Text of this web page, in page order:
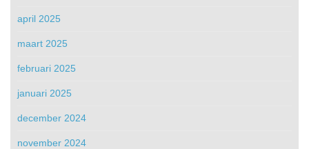
april 2025
maart 2025
februari 2025
januari 2025
december 2024
november 2024